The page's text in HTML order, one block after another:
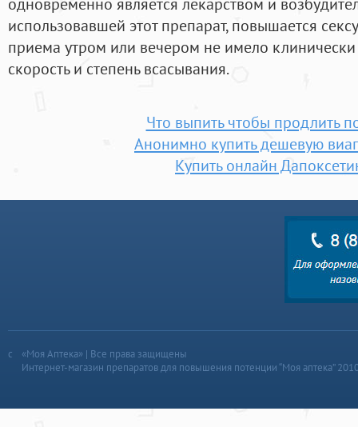
использовавшей этот препарат, повышается
приема утром или вечером не имело
скорость и степень всасывания.
Что выпить чтобы продлить
Анонимно купить дешевую
Купить онлайн
«Моя Аптека» | Все права защищены
Интернет-магазин препаратов для повышения потенции “Моя аптека”